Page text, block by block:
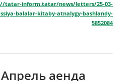
tatar-inform.tatar/news/letters/25-03-
balalar-kitaby-atnalygy-bashlandy-
5852084
аенда